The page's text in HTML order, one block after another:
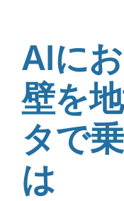
AIに
壁を
タで
は